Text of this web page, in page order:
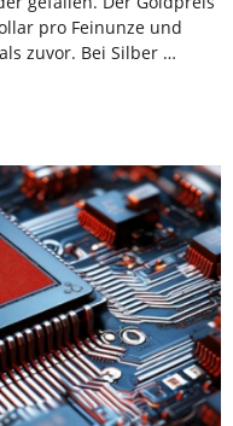
pro Feinunze und
zuvor. Bei Silber …